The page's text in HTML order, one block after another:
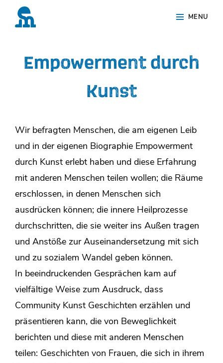
MENU
Overlay
Empowerment durch
Kunst
Wir befragten Menschen, die am eigenen Leib
und in der eigenen Biographie Empowerment
durch Kunst erlebt haben und diese Erfahrung
mit anderen Menschen teilen wollen; die Räume
erschlossen, in denen Menschen sich
ausdrücken können; die innere Heilprozesse
durchschritten, die sie weiter ins Außen tragen
und Anstöße zur Auseinandersetzung mit sich
und zu sozialem Wandel geben können.
In beeindruckenden Gesprächen kam auf
vielfältige Weise zum Ausdruck, dass
Community Kunst Geschichten erzählen und
präsentieren kann, die von Beweglichkeit
berichten und diese mit anderen Menschen
teilen: Geschichten von Frauen, die sich in ihrem